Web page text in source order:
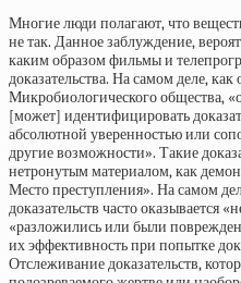
Многие люди полагают, что
не так. Данное заблуждение,
каким образом фильмы и
доказательства. На самом деле, как
Микробиологического общества,
[может] идентифицировать
абсолютной уверенностью или
другие возможности». Такие
нетронутым материалом, как
Место преступления». На самом
доказательств часто оказывается
«разложились или были
их эффективность при попытке
Отслеживание доказательств,